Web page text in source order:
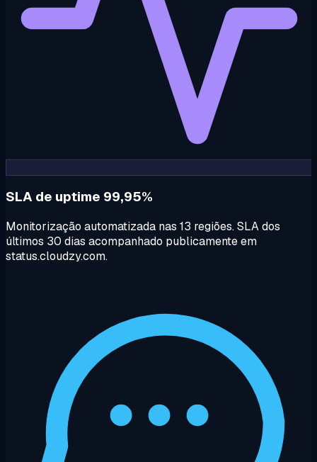
SLA de uptime 99,95%
Monitorização automatizada nas 13 regiões. SLA dos
últimos 30 dias acompanhado publicamente em
status.cloudzy.com.